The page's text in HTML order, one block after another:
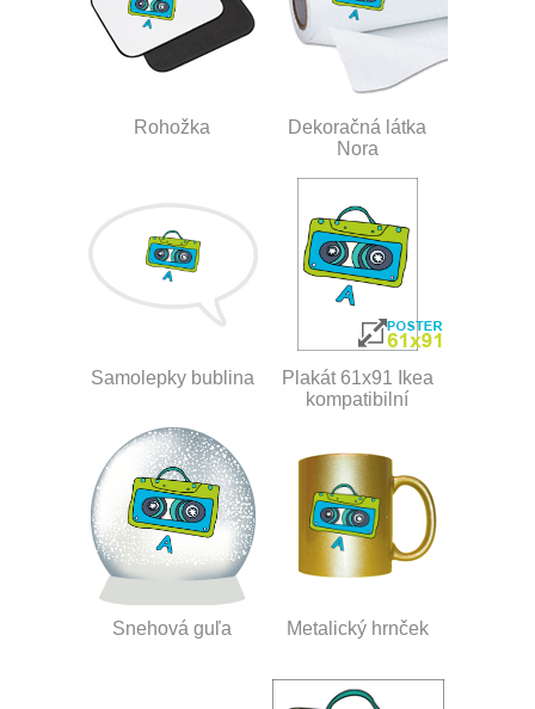
Rohožka
Dekoračná látka
Nora
Samolepky bublina
Plakát 61x91 Ikea
kompatibilní
Snehová guľa Metalický hrnček